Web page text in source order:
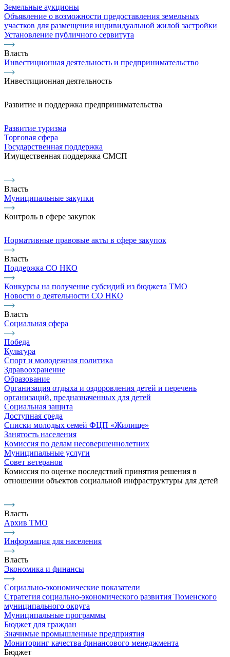
Земельные аукционы
Объявление о возможности предоставления земельных
участков для размещения индивидуальной жилой застройки
Установление публичного сервитута
Власть
Инвестиционная деятельность и предпринимательство
Инвестиционная деятельность
Развитие и поддержка предпринимательства
Развитие туризма
Торговая сфера
Государственная поддержка
Имущественная поддержка СМСП
Власть
Муниципальные закупки
Контроль в сфере закупок
Нормативные правовые акты в сфере закупок
Власть
Поддержка СО НКО
Конкурсы на получение субсидий из бюджета ТМО
Новости о деятельности СО НКО
Власть
Социальная сфера
Победа
Культура
Спорт и молодежная политика
Здравоохранение
Образование
Организация отдыха и оздоровления детей и перечень
организаций, предназначенных для детей
Социальная защита
Доступная среда
Списки молодых семей ФЦП «Жилище»
Занятость населения
Комиссия по делам несовершеннолетних
Муниципальные услуги
Совет ветеранов
Комиссия по оценке последствий принятия решения в
отношении объектов социальной инфраструктуры для детей
Власть
Архив ТМО
Информация для населения
Власть
Экономика и финансы
Социально-экономические показатели
Стратегия социально-экономического развития Тюменского
муниципального округа
Муниципальные программы
Бюджет для граждан
Значимые промышленные предприятия
Мониторинг качества финансового менеджмента
Бюджет